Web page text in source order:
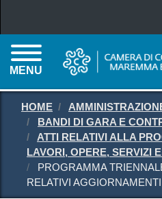
MENU
HOME
BANDI DI GARA E
ATTI RELATIVI ALLA
LAVORI, OPERE, SERVIZI
PROGRAMMA
RELATIVI AGGIORNAMENTI